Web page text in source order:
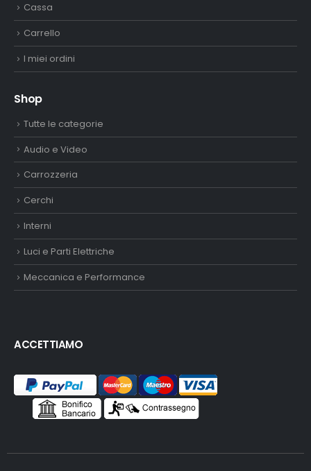
Cassa
Carrello
I miei ordini
Shop
Tutte le categorie
Audio e Video
Carrozzeria
Cerchi
Interni
Luci e Parti Elettriche
Meccanica e Performance
ACCETTIAMO